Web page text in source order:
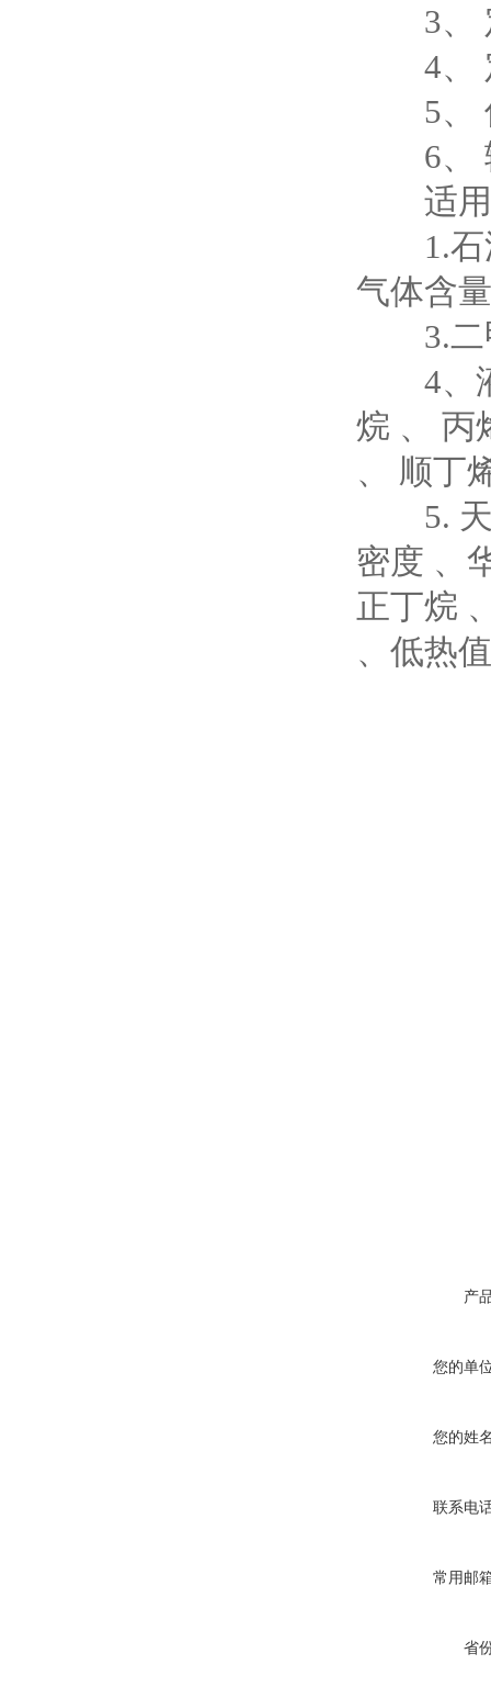
3、 定
4、 定
5、 仪
6、
适用
1.石油
气体含
3.二
4、液
烷 、 丙
、 顺丁
5. 天
密度 、
正丁烷
、低热
产
您的单
您的姓
联系电
常用邮
省